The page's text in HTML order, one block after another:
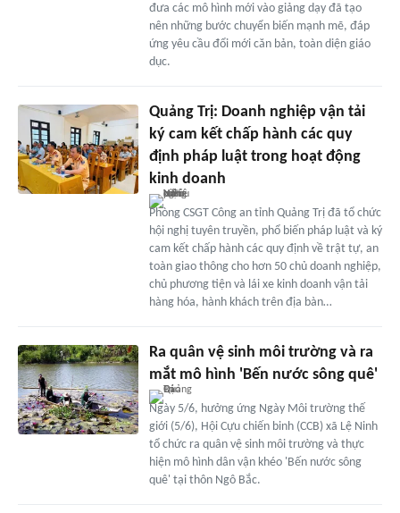
đưa các mô hình mới vào giảng dạy đã tạo
nên những bước chuyển biến mạnh mẽ, đáp
ứng yêu cầu đổi mới căn bản, toàn diện giáo
dục.
Quảng Trị: Doanh nghiệp vận tải
ký cam kết chấp hành các quy
định pháp luật trong hoạt động
kinh doanh
Phòng CSGT Công an tỉnh Quảng Trị đã tổ chức
hội nghị tuyên truyền, phổ biến pháp luật và ký
cam kết chấp hành các quy định về trật tự, an
toàn giao thông cho hơn 50 chủ doanh nghiệp,
chủ phương tiện và lái xe kinh doanh vận tải
hàng hóa, hành khách trên địa bàn…
Ra quân vệ sinh môi trường và ra
mắt mô hình 'Bến nước sông quê'
Ngày 5/6, hưởng ứng Ngày Môi trường thế
giới (5/6), Hội Cựu chiến binh (CCB) xã Lệ Ninh
tổ chức ra quân vệ sinh môi trường và thực
hiện mô hình dân vận khéo 'Bến nước sông
quê' tại thôn Ngô Bắc.